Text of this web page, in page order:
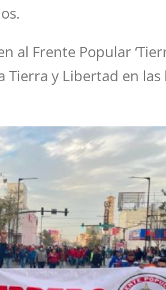
al Frente Popular
y Libertad en